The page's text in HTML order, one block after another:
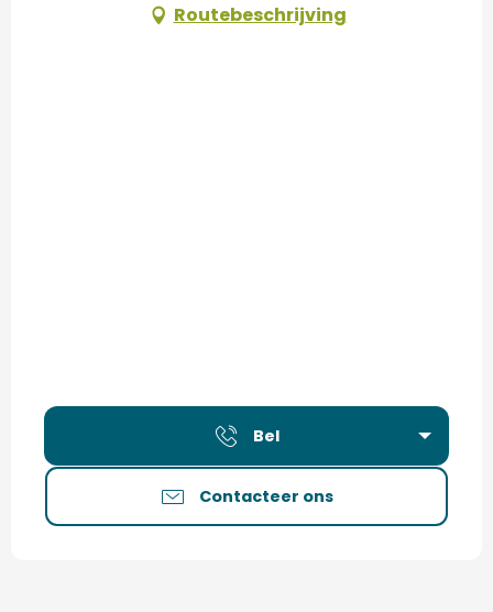
Routebeschrijving
Bel
Contacteer ons